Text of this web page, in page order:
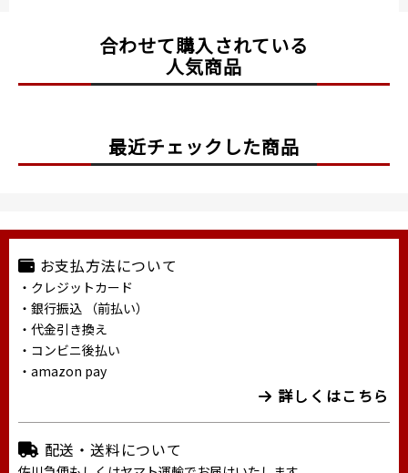
合わせて購入されている
人気商品
最近チェックした商品
お支払方法について
・クレジットカード
・銀行振込 （前払い）
・代金引き換え
・コンビニ後払い
・amazon pay
詳しくはこちら
配送・送料について